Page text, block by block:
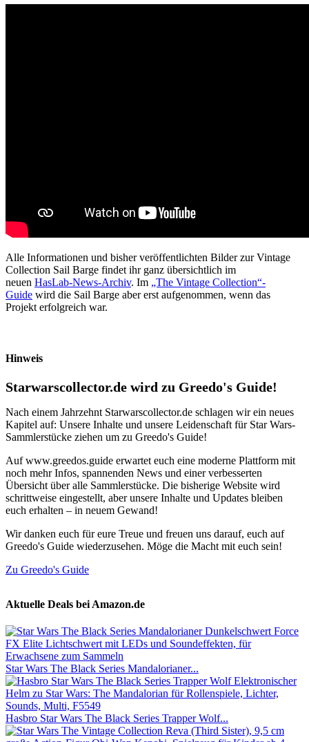
Alle Informationen und bisher veröffentlichten Bilder zur Vintage
Collection Sail Barge findet ihr ganz übersichtlich im
neuen HasLab-News-Archiv. Im „The Vintage Collection“-
Guide wird die Sail Barge aber erst aufgenommen, wenn das
Projekt erfolgreich war.
Hinweis
Starwarscollector.de wird zu Greedo's Guide!
Nach einem Jahrzehnt Starwarscollector.de schlagen wir ein neues
Kapitel auf: Unsere Inhalte und unsere Leidenschaft für Star Wars-
Sammlerstücke ziehen um zu Greedo's Guide!
Auf www.greedos.guide erwartet euch eine moderne Plattform mit
noch mehr Infos, spannenden News und einer verbesserten
Übersicht über alle Sammlerstücke. Die bisherige Website wird
schrittweise eingestellt, aber unsere Inhalte und Updates bleiben
euch erhalten – in neuem Gewand!
Wir danken euch für eure Treue und freuen uns darauf, euch auf
Greedo's Guide wiederzusehen. Möge die Macht mit euch sein!
Zu Greedo's Guide
Aktuelle Deals bei Amazon.de
Star Wars The Black Series Mandalorianer...
Hasbro Star Wars The Black Series Trapper Wolf...